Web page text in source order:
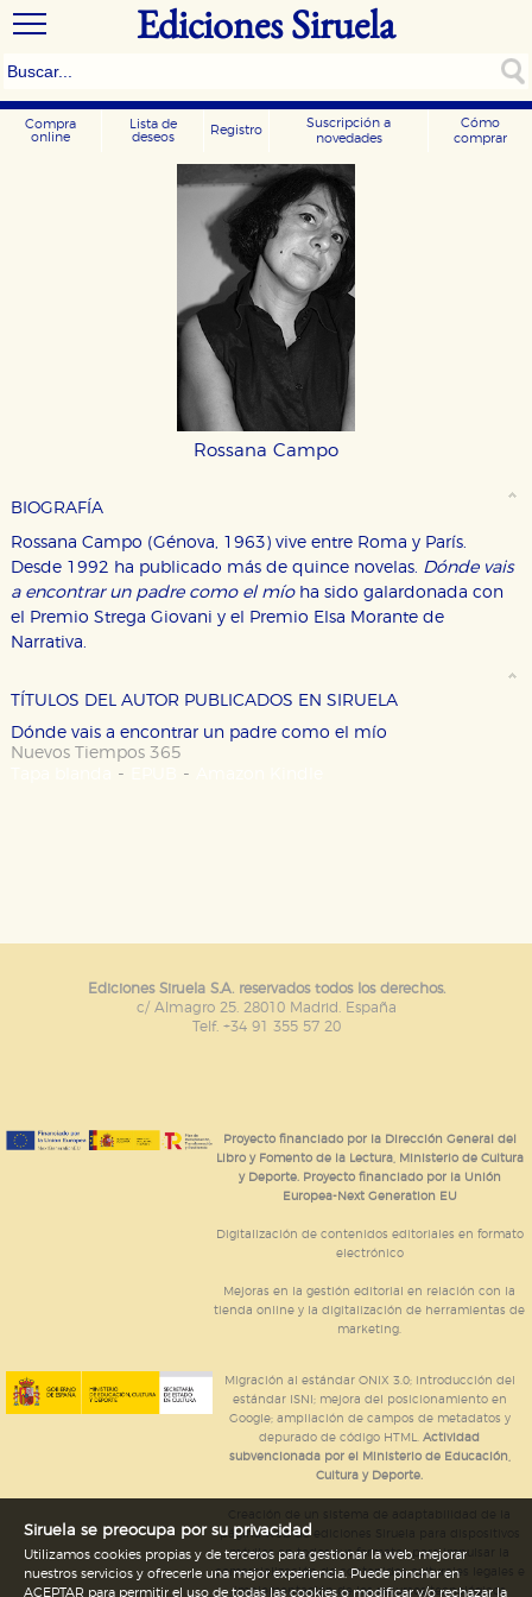
Ediciones Siruela
Compra
online
Lista de
deseos
Registro
Suscripción a
novedades
Cómo
comprar
Rossana Campo
BIOGRAFÍA
Rossana Campo (Génova, 1963) vive entre Roma y París.
Desde 1992 ha publicado más de quince novelas. Dónde vais
a encontrar un padre como el míoha sido galardonada con
el Premio Strega Giovani y el Premio Elsa Morante de
Narrativa.
TÍTULOS DEL AUTOR PUBLICADOS EN SIRUELA
Dónde vais a encontrar un padre como el mío
Nuevos Tiempos 365
- -
Ediciones Siruela S.A. reservados todos los derechos.
c/ Almagro 25. 28010 Madrid. España
Telf. +34 91 355 57 20
Proyecto financiado por la Dirección General del
Libro y Fomento de la Lectura, Ministerio de Cultura
y Deporte. Proyecto financiado por la Unión
Europea-Next Generation EU
Digitalización de contenidos editoriales en formato
electrónico
Mejoras en la gestión editorial en relación con la
tienda online y la digitalización de herramientas de
marketing.
Migración al estándar ONIX 3.0; introducción del
estándar ISNI; mejora del posicionamiento en
Google; ampliación de campos de metadatos y
depurado de código HTML.Actividad
subvencionada por el Ministerio de Educación,
Cultura y Deporte.
página web de ediciones Siruela para dispositivos
móviles en todos sus formatos para impulsar la
comercialización de contenidos culturales legales e
implementación de los recursos tecnológicos
Siruela se preocupa por su privacidad
Utilizamos cookies propias y de terceros para gestionar la web, mejorar
nuestros servicios y ofrecerle una mejor experiencia. Puede pinchar en
ACEPTAR para permitir el uso de todas las cookies o modificar y/o rechazar la
CONFIGURACIÓN DE COOKIES
Cookies necesarias
Estas cookies son necesarias para que nuestro sitio
web funcione y no es posible deshabilitarlas desde
nuestro sistema. Es posible hacerlo desde el
navegador, pero en ese caso es posible que algunas
vez que nos visita. La información es agregada y, por lo
Cookies de publicidad y redes sociales
Estas cookies son gestionadas por nuestros socios
GUARDAR CONFIGURACIÓN